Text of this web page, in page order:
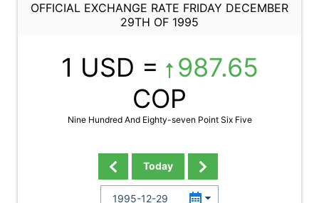
OFFICIAL EXCHANGE RATE FRIDAY DECEMBER
29TH OF 1995
1 USD =
987.65
COP
Nine Hundred And Eighty-seven Point Six Five
Today